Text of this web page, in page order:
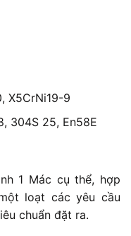
X5CrNi19-9
304S 25, En58E
1 Mác cụ thể, hợp
loạt các yêu cầu
chuẩn đặt ra.